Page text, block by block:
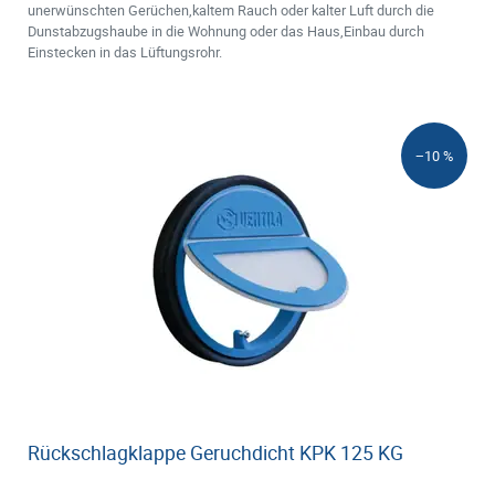
unerwünschten Gerüchen,kaltem Rauch oder kalter Luft durch die
Dunstabzugshaube in die Wohnung oder das Haus,Einbau durch
Einstecken in das Lüftungsrohr.
−10 %
Rückschlagklappe Geruchdicht KPK 125 KG